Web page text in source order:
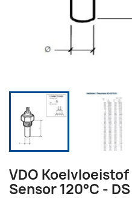
VDO
Sensor 120°C -